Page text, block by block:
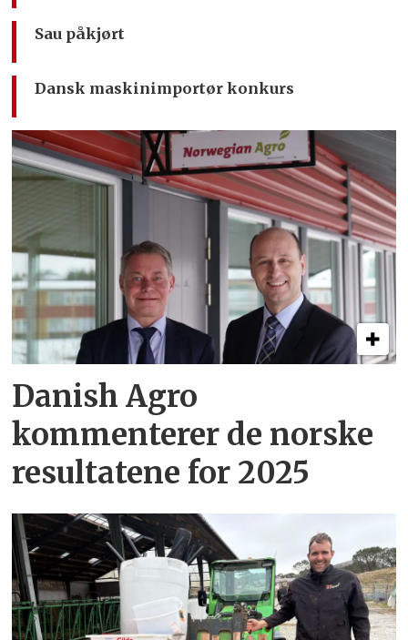
Sau påkjørt
Dansk maskinimportør konkurs
Danish Agro
kommenterer de norske
resultatene for 2025